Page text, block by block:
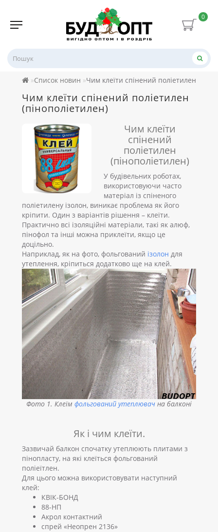
0
Список новин Чим клеїти спінений поліетилен
Чим клеїти спінений поліетилен
(пінополіетилен)
Чим клеїти
спінений
поліетилен
(пінополіетилен)
У будівельних роботах,
використовуючи часто
матеріал із спіненого
поліетилену ізолон, виникає проблема як його
кріпити. Один з варіантів рішення – клеїти.
Практично всі ізоляційні матеріали, такі як алюф,
пінофол та інші можна приклеїти, якщо це
доцільно.
Наприклад, як на фото, фольгований ізолон для
утеплення, кріпиться додатково ще на клей.
Фото 1. Клеїм фольгований утеплювач на балконі
Як і чим клеїти.
Зазвичай балкон спочатку утеплюють плитами з
пінопласту, на які клеїться фольгований
поліеїтлен.
Для цього можна використовувати наступний
клей:
КВІК-БОНД
88-НП
Акрол контактний
спрей «Неопрен 2136»